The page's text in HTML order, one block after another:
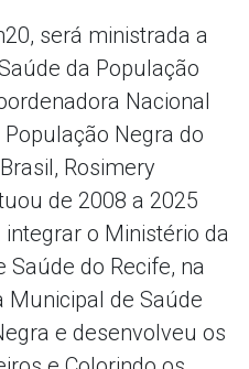
será ministrada a
da População
Nacional
Negra do
Rosimery
de 2008 a 2025
o Ministério da
Saúde do Recife, na
Municipal de Saúde
e desenvolveu os